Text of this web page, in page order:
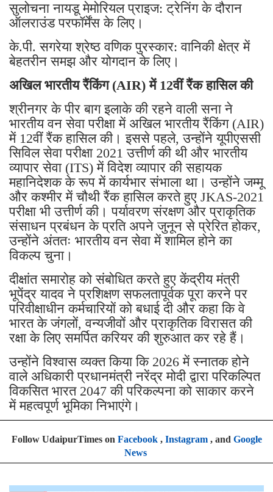
सुलोचना नायडू मेमोरियल प्राइज: ट्रेनिंग के दौरान
ऑलराउंड परफॉर्मेंस के लिए।
के.पी. सगरेया श्रेष्ठ वणिक पुरस्कार: वानिकी क्षेत्र में
बेहतरीन समझ और योगदान के लिए।
अखिल भारतीय रैंकिंग (AIR) में 12वीं रैंक हासिल की
श्रीनगर के पीर बाग इलाके की रहने वाली सना ने
भारतीय वन सेवा परीक्षा में अखिल भारतीय रैंकिंग (AIR)
में 12वीं रैंक हासिल की। ​​इससे पहले, उन्होंने यूपीएससी
सिविल सेवा परीक्षा 2021 उत्तीर्ण की थी और भारतीय
व्यापार सेवा (ITS) में विदेश व्यापार की सहायक
महानिदेशक के रूप में कार्यभार संभाला था। उन्होंने जम्मू
और कश्मीर में चौथी रैंक हासिल करते हुए JKAS-2021
परीक्षा भी उत्तीर्ण की। पर्यावरण संरक्षण और प्राकृतिक
संसाधन प्रबंधन के प्रति अपने जुनून से प्रेरित होकर,
उन्होंने अंततः भारतीय वन सेवा में शामिल होने का
विकल्प चुना।
दीक्षांत समारोह को संबोधित करते हुए केंद्रीय मंत्री
भूपेंद्र यादव ने प्रशिक्षण सफलतापूर्वक पूरा करने पर
परिवीक्षाधीन कर्मचारियों को बधाई दी और कहा कि वे
भारत के जंगलों, वन्यजीवों और प्राकृतिक विरासत की
रक्षा के लिए समर्पित करियर की शुरुआत कर रहे हैं।
उन्होंने विश्वास व्यक्त किया कि 2026 में स्नातक होने
वाले अधिकारी प्रधानमंत्री नरेंद्र मोदी द्वारा परिकल्पित
विकसित भारत 2047 की परिकल्पना को साकार करने
में महत्वपूर्ण भूमिका निभाएंगे।
Follow UdaipurTimes on Facebook, Instagram, and Google
News